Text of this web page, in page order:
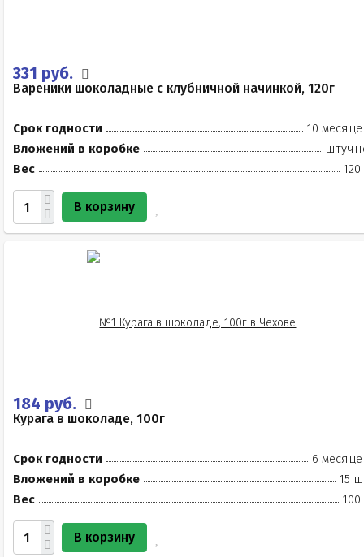
331 руб.
Вареники шоколадные с клубничной начинкой, 120г
Срок годности
10
Вложений в коробке
Вес
120
В корзину
184 руб.
Курага в шоколаде, 100г
Срок годности
6
Вложений в коробке
15
Вес
100
В корзину